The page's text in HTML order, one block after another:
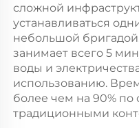
сложной
устанавливаться
небольшой
занимает всего 5
воды и
использованию.
более чем на 90%
традиционными